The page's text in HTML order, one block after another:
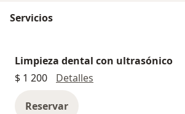
Servicios
Limpieza dental con ultrasónico
$ 1 200
Detalles
Reservar